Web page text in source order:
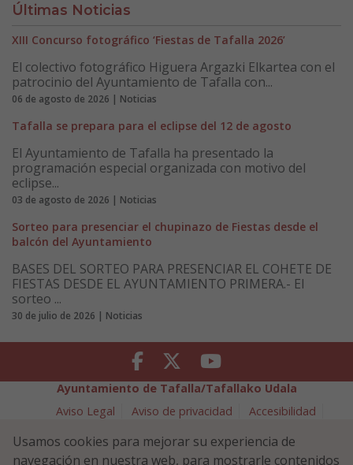
Últimas Noticias
XIII Concurso fotográfico ‘Fiestas de Tafalla 2026’
El colectivo fotográfico Higuera Argazki Elkartea con el
patrocinio del Ayuntamiento de Tafalla con...
06 de agosto de 2026 | Noticias
Tafalla se prepara para el eclipse del 12 de agosto
El Ayuntamiento de Tafalla ha presentado la
programación especial organizada con motivo del
eclipse...
03 de agosto de 2026 | Noticias
Sorteo para presenciar el chupinazo de Fiestas desde el
balcón del Ayuntamiento
BASES DEL SORTEO PARA PRESENCIAR EL COHETE DE
FIESTAS DESDE EL AYUNTAMIENTO PRIMERA.- El
sorteo ...
30 de julio de 2026 | Noticias
Facebook Twitter Youtube
Ayuntamiento de Tafalla/Tafallako Udala
Aviso Legal
Aviso de privacidad
Accesibilidad
Política de Seguridad de la Información
Usamos cookies para mejorar su experiencia de
navegación en nuestra web, para mostrarle contenidos